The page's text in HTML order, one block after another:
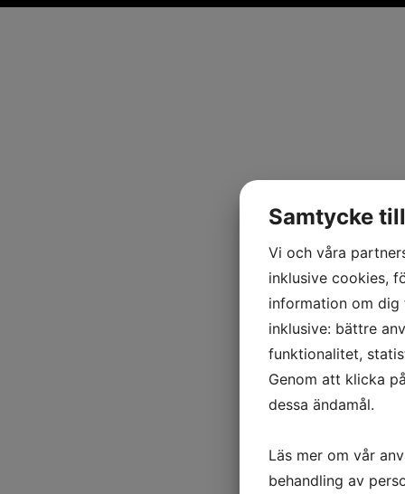
Samtycke
Vi och våra
inklusive cookies,
information om dig
inklusive: bättre
funktionalitet,
Genom att klicka
dessa ändamål.
Läs mer om vår
behandling av